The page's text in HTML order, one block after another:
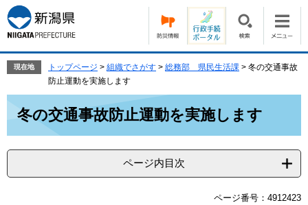
ー
ジ
の
で
ニ
ュ
ー
ば
本
文
現在地 トップページ > 組織でさがす > 総務部 県民生活課 > 冬の交通事故
防止運動を実施します
冬の交通事故防止運動を実施します
ページ内目次
ページ番号：4912423